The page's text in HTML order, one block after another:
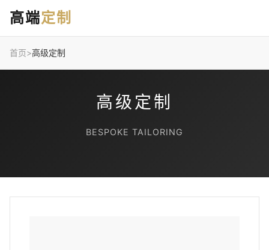
高端定制
首页>高级定制
高级定制
BESPOKE TAILORING